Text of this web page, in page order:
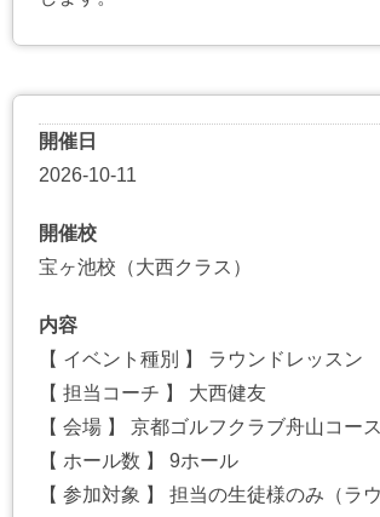
開催日
2026-10-11
開催校
宝ヶ池校（大西クラス）
内容
【 イベント種別 】 ラウンドレッスン
【 担当コーチ 】 大西健友
【 会場 】 京都ゴルフクラブ舟山コー
【 ホール数 】 9ホール
【 参加対象 】 担当の生徒様のみ（ラ